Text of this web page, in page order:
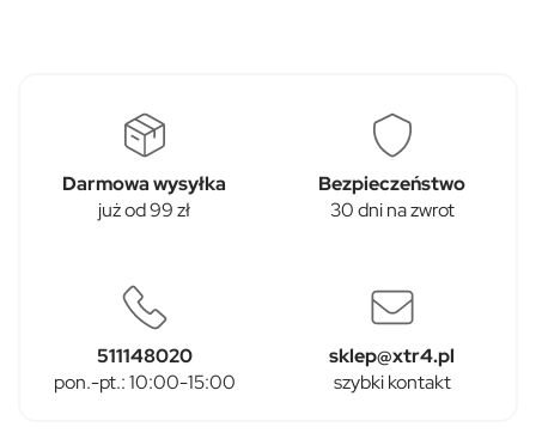
Darmowa wysyłka
już od 99 zł
Bezpieczeństwo
30 dni na zwrot
511148020
pon.-pt.: 10:00-15:00
sklep@xtr4.pl
szybki kontakt